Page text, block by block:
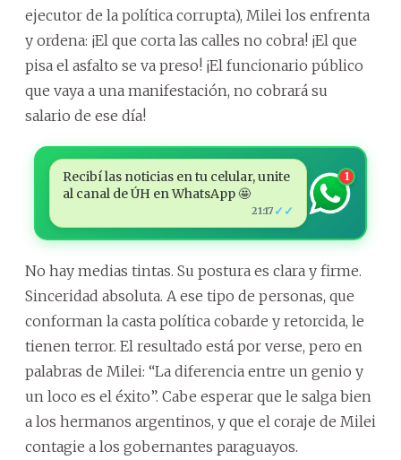
ejecutor de la política corrupta), Milei los enfrenta
y ordena: ¡El que corta las calles no cobra! ¡El que
pisa el asfalto se va preso! ¡El funcionario público
que vaya a una manifestación, no cobrará su
salario de ese día!
Recibí las noticias en tu celular, unite
al canal de ÚH en WhatsApp 🤩
21:17 ✓✓
1
No hay medias tintas. Su postura es clara y firme.
Sinceridad absoluta. A ese tipo de personas, que
conforman la casta política cobarde y retorcida, le
tienen terror. El resultado está por verse, pero en
palabras de Milei: “La diferencia entre un genio y
un loco es el éxito”. Cabe esperar que le salga bien
a los hermanos argentinos, y que el coraje de Milei
contagie a los gobernantes paraguayos.